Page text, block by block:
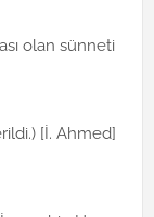
olan sünneti
[İ. Ahmed]